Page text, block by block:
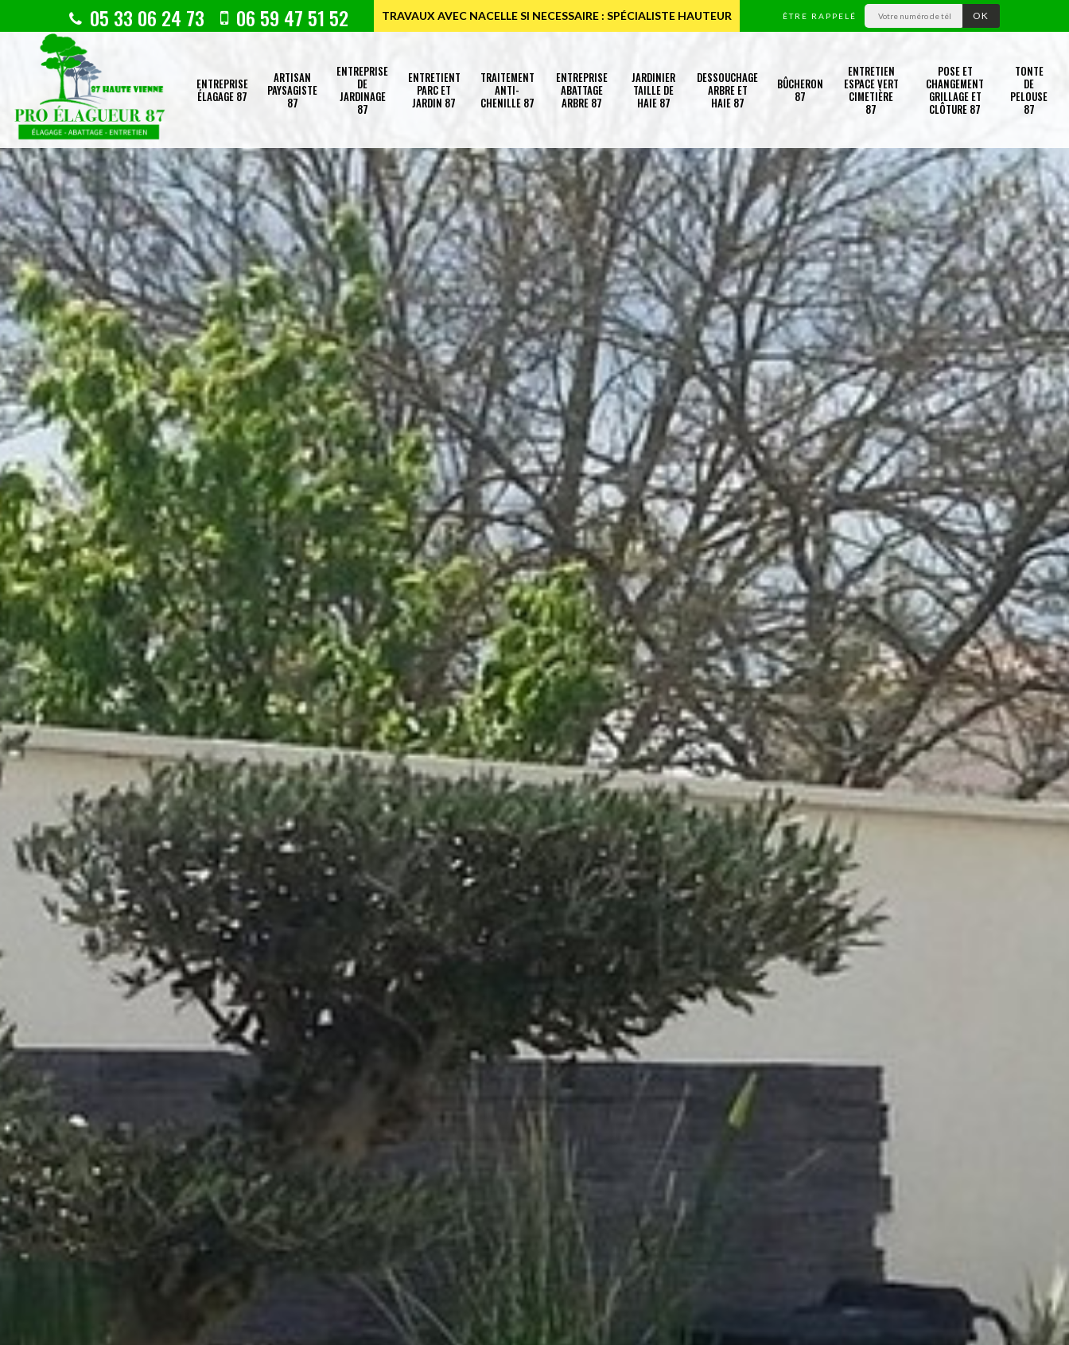
05 33 06 24 73 06 59 47 51 52 TRAVAUX AVEC NACELLE SI NECESSAIRE : SPÉCIALISTE HAUTEUR ÊTRE RAPPELÉ
ENTREPRISE
ÉLAGAGE 87
ARTISAN
PAYSAGISTE
87
ENTREPRISE
DE
JARDINAGE
87
ENTRETIENT
PARC ET
JARDIN 87
TRAITEMENT
ANTI-
CHENILLE 87
ENTREPRISE
ABATTAGE
ARBRE 87
JARDINIER
TAILLE DE
HAIE 87
DESSOUCHAGE
ARBRE ET
HAIE 87
BÛCHERON
87
ENTRETIEN
ESPACE VERT
CIMETIÈRE
87
POSE ET
CHANGEMENT
GRILLAGE ET
CLÔTURE 87
TONTE
DE
PELOUSE
87